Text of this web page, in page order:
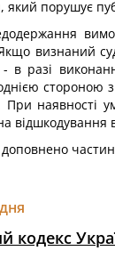
який порушує
визнаний
- в разі
стороною
При наявності
відшкодування
кодекс